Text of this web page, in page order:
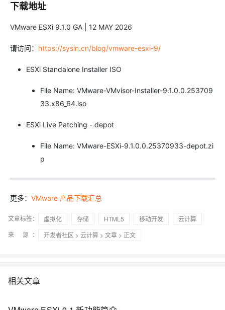
下载地址
VMware ESXi 9.1.0 GA | 12 MAY 2026
请访问： https://sysin.cn/blog/vmware-esxi-9/
ESXi Standalone Installer ISO
File Name: VMware-VMvisor-Installer-9.1.0.0.253709
33.x86_64.iso
ESXi Live Patching - depot
File Name: VMware-ESXi-9.1.0.0.25370933-depot.zi
p
更多： VMware 产品下载汇总
文章标签： 虚拟化 存储 HTML5 移动开发
云计算
来 源：
开发者社区 > 云计算 > 文章 > 正文
相关文章